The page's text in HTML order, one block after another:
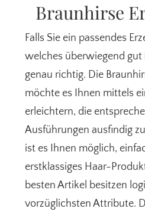
Braunhirse
Falls Sie ein passendes
welches überwiegend gut
genau richtig. Die
möchte es Ihnen mittels
erleichtern, die
Ausführungen ausfindig
ist es Ihnen möglich,
erstklassiges Haar-
besten Artikel besitzen
vorzüglichsten Attribute.